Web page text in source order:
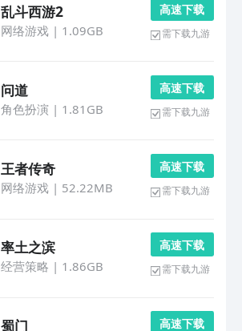
乱斗西游2
网络游戏| 1.09GB
高 速 下 载
需下载九游
问道
角色扮演 | 1.81GB
高 速 下 载
需下载九游
王者传奇
网络游戏| 52.22MB
高 速 下 载
需下载九游
率土之滨
经营策略 | 1.86GB
高 速 下 载
需下载九游
蜀门 高 速 下 载